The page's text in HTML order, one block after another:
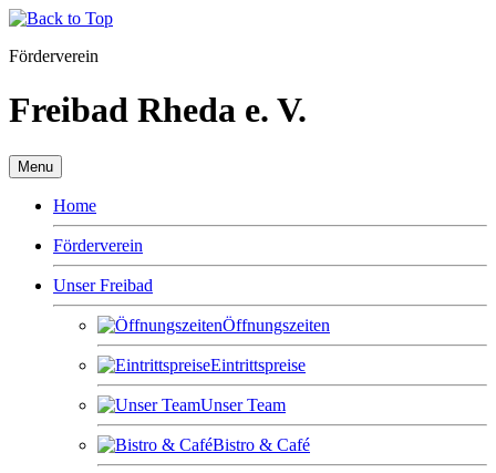
Förderverein
Freibad Rheda e. V.
Menu
Home
Förderverein
Unser Freibad
Öffnungszeiten
Eintrittspreise
Unser Team
Bistro & Café